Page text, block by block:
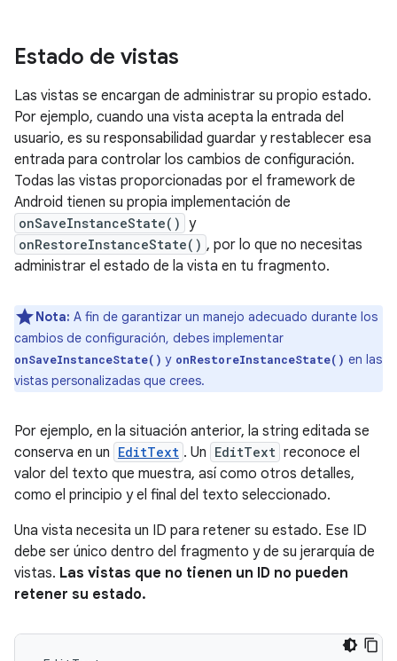
Estado de vistas
Las vistas se encargan de administrar su propio estado.
Por ejemplo, cuando una vista acepta la entrada del
usuario, es su responsabilidad guardar y restablecer esa
entrada para controlar los cambios de configuración.
Todas las vistas proporcionadas por el framework de
Android tienen su propia implementación de
onSaveInstanceState() y
onRestoreInstanceState() , por lo que no necesitas
administrar el estado de la vista en tu fragmento.
Nota: A fin de garantizar un manejo adecuado durante los
cambios de configuración, debes implementar
onSaveInstanceState() y onRestoreInstanceState() en las
vistas personalizadas que crees.
Por ejemplo, en la situación anterior, la string editada se
conserva en un EditText . Un EditText reconoce el
valor del texto que muestra, así como otros detalles,
como el principio y el final del texto seleccionado.
Una vista necesita un ID para retener su estado. Ese ID
debe ser único dentro del fragmento y de su jerarquía de
vistas. Las vistas que no tienen un ID no pueden
retener su estado.